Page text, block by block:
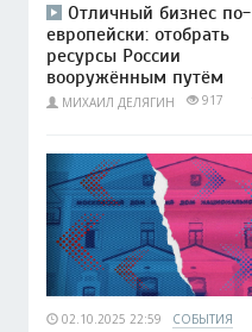
Отличный бизнес по-
европейски: отобрать
ресурсы России
вооружённым путём
МИХАИЛ ДЕЛЯГИН 917
02.10.2025 22:59 СОБЫТИЯ